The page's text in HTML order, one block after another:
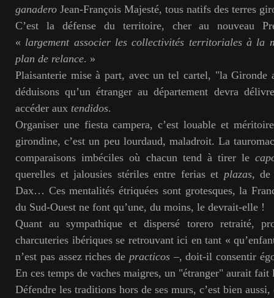
ganadero Jean-François Majesté, tous natifs des terres
C’est la défense du territoire, cher au nouveau
« largement associer les collectivités territoriales à la
plan de relance. »
Plaisanterie mise à part, avec un tel cartel, "la Gironde
déduisons qu’un étranger au département devra
accéder aux tendidos.
Organiser une fiesta campera, c’est louable et
girondine, c’est un peu lourdaud, maladroit. La
comparaisons imbéciles où chacun tend à tirer le
querelles et jalousies stériles entre ferias et plazas, de
Dax… Ces mentalités étriquées sont grotesques, la
du Sud-Ouest ne font qu’une, du moins, le devrait-elle !
Quant au sympathique et dispersé torero retraité,
charcuteries ibériques se retrouvant ici en tant «
n’est pas assez riches de practicos–, doit-il consentir
En ces temps de vaches maigres, un "étranger" aurait fait
Défendre les traditions hors de ses murs, c’est bien aussi,